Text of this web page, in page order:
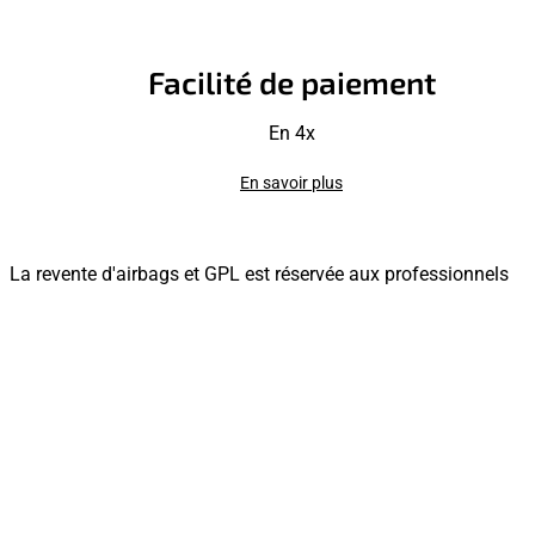
Facilité de paiement
En 4x
En savoir plus
La revente d'airbags et GPL est réservée aux professionnels